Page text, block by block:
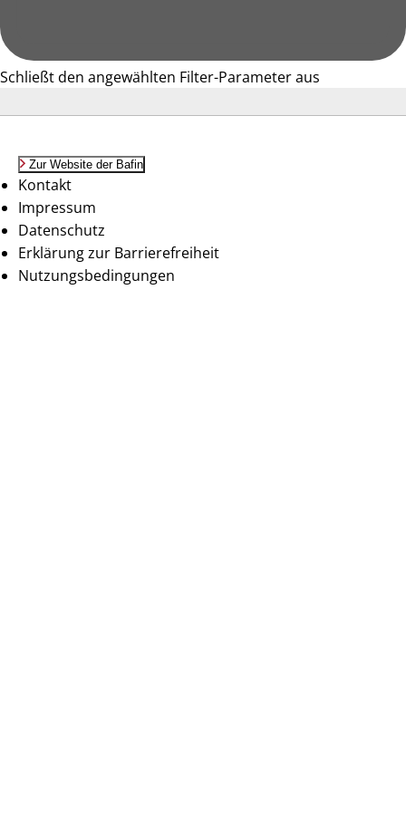
Schließt den angewählten Filter-Parameter aus
Zur Website der Bafin
Kontakt
Impressum
Datenschutz
Erklärung zur Barrierefreiheit
Nutzungsbedingungen